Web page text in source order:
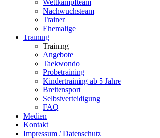
Wettkampfteam
Nachwuchsteam
Trainer
Ehemalige
Training
Training
Angebote
Taekwondo
Probetraining
Kindertraining ab 5 Jahre
Breitensport
Selbstverteidigung
FAQ
Medien
Kontakt
Impressum / Datenschutz